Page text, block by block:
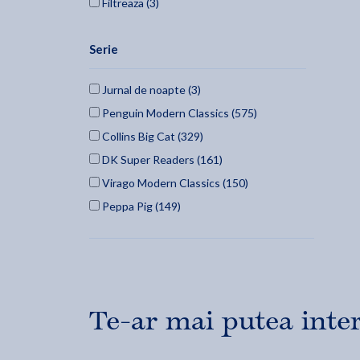
Filtreaza (3)
Serie
Jurnal de noapte (3)
Penguin Modern Classics (575)
Collins Big Cat (329)
DK Super Readers (161)
Virago Modern Classics (150)
Peppa Pig (149)
S.F. Masterworks (116)
Picador Collection (116)
Te-ar mai putea